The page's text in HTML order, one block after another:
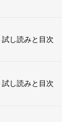
試し読みと目次
試し読みと目次